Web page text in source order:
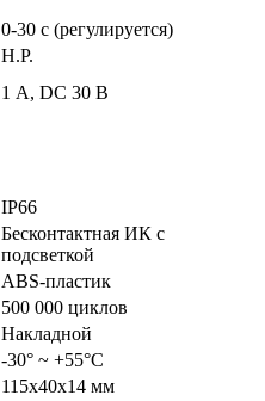
0-30 с (регулируется)
Н.Р.
1 А, DC 30 В
IP66
Бесконтактная ИК с
подсветкой
ABS-пластик
500 000 циклов
Накладной
-30° ~ +55°С
115х40х14 мм